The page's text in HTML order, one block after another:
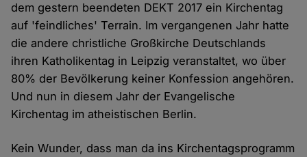
dem gestern beendeten DEKT 2017 ein Kirchentag
auf 'feindliches' Terrain. Im vergangenen Jahr hatte
die andere christliche Großkirche Deutschlands
ihren Katholikentag in Leipzig veranstaltet, wo über
80% der Bevölkerung keiner Konfession angehören.
Und nun in diesem Jahr der Evangelische
Kirchentag im atheistischen Berlin.
Kein Wunder, dass man da ins Kirchentagsprogramm